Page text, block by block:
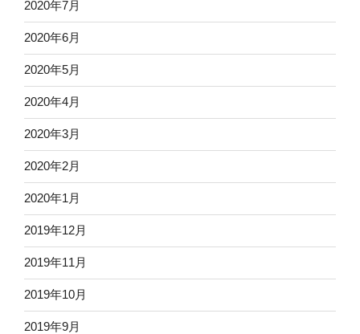
2020年7月
2020年6月
2020年5月
2020年4月
2020年3月
2020年2月
2020年1月
2019年12月
2019年11月
2019年10月
2019年9月